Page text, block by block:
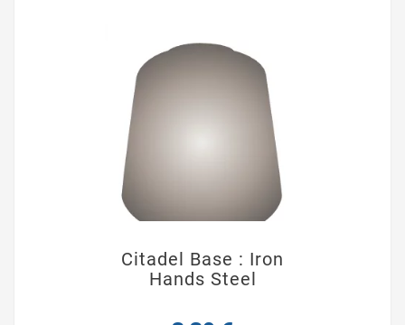
Citadel Base : Iron
Hands Steel